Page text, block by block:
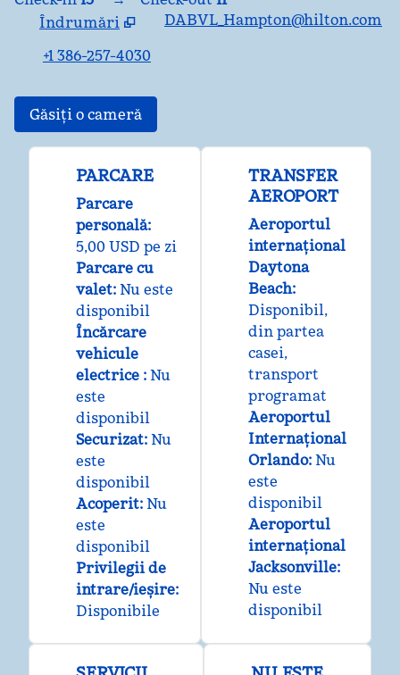
Îndrumări
Deschide o filă nouă
DABVL_Hampton@hilton.com
+1 386-257-4030
Găsiți o cameră
PARCARE
Parcare
personală:
5,00 USD pe zi
Parcare cu
valet: Nu este
disponibil
Încărcare
vehicule
electrice : Nu
este
disponibil
Securizat: Nu
este
disponibil
Acoperit: Nu
este
disponibil
Privilegii de
intrare/ieșire:
Disponibile
TRANSFER
AEROPORT
Aeroportul
internațional
Daytona
Beach:
Disponibil,
din partea
casei,
transport
programat
Aeroportul
Internațional
Orlando: Nu
este
disponibil
Aeroportul
internațional
Jacksonville:
Nu este
disponibil